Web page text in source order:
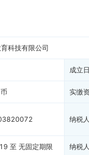
信用评价
进出口信用
地块公示
客户
育科技有限公司
成立
实缴
纳税
至 无固定期限 纳税